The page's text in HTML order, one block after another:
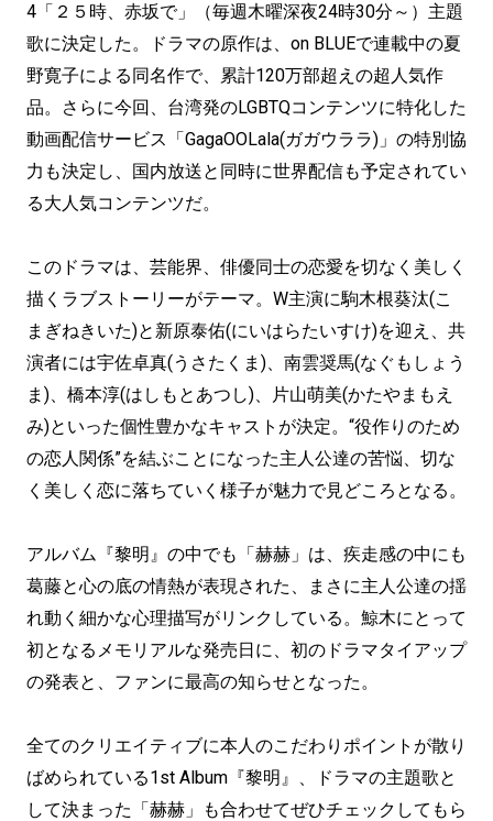
4「２５時、赤坂で」（毎週木曜深夜24時30分～）主題
歌に決定した。ドラマの原作は、on BLUEで連載中の夏
野寛子による同名作で、累計120万部超えの超人気作
品。さらに今回、台湾発のLGBTQコンテンツに特化した
動画配信サービス「GagaOOLala(ガガウララ)」の特別協
力も決定し、国内放送と同時に世界配信も予定されてい
る大人気コンテンツだ。
このドラマは、芸能界、俳優同士の恋愛を切なく美しく
描くラブストーリーがテーマ。W主演に駒木根葵汰(こ
まぎねきいた)と新原泰佑(にいはらたいすけ)を迎え、共
演者には宇佐卓真(うさたくま)、南雲奨馬(なぐもしょう
ま)、橋本淳(はしもとあつし)、片山萌美(かたやまもえ
み)といった個性豊かなキャストが決定。“役作りのため
の恋人関係”を結ぶことになった主人公達の苦悩、切な
く美しく恋に落ちていく様子が魅力で見どころとなる。
アルバム『黎明』の中でも「赫赫」は、疾走感の中にも
葛藤と心の底の情熱が表現された、まさに主人公達の揺
れ動く細かな心理描写がリンクしている。鯨木にとって
初となるメモリアルな発売日に、初のドラマタイアップ
の発表と、ファンに最高の知らせとなった。
全てのクリエイティブに本人のこだわりポイントが散り
ばめられている1st Album『黎明』、ドラマの主題歌と
して決まった「赫赫」も合わせてぜひチェックしてもら